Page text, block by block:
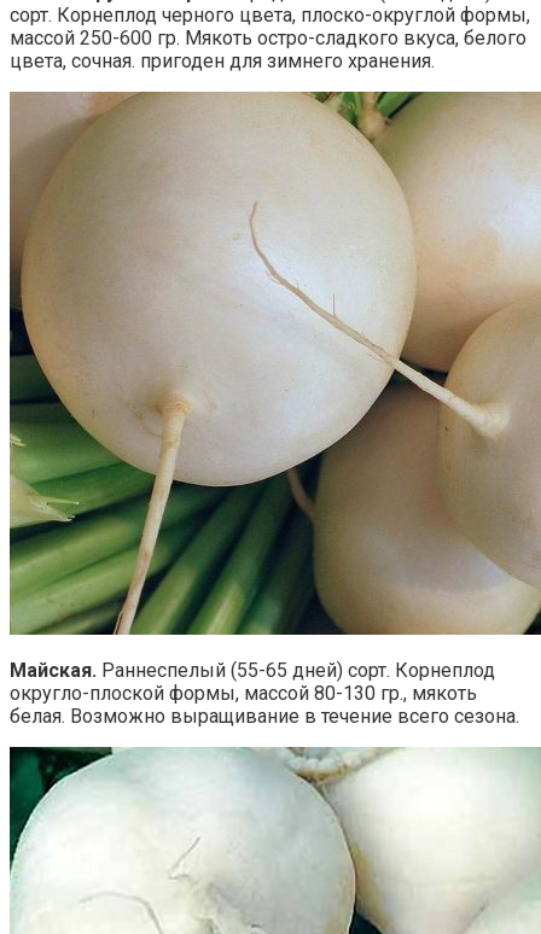
сорт. Корнеплод черного цвета, плоско-округлой формы,
массой 250-600 гр. Мякоть остро-сладкого вкуса, белого
цвета, сочная. пригоден для зимнего хранения.
Майская. Раннеспелый (55-65 дней) сорт. Корнеплод
округло-плоской формы, массой 80-130 гр., мякоть
белая. Возможно выращивание в течение всего сезона.